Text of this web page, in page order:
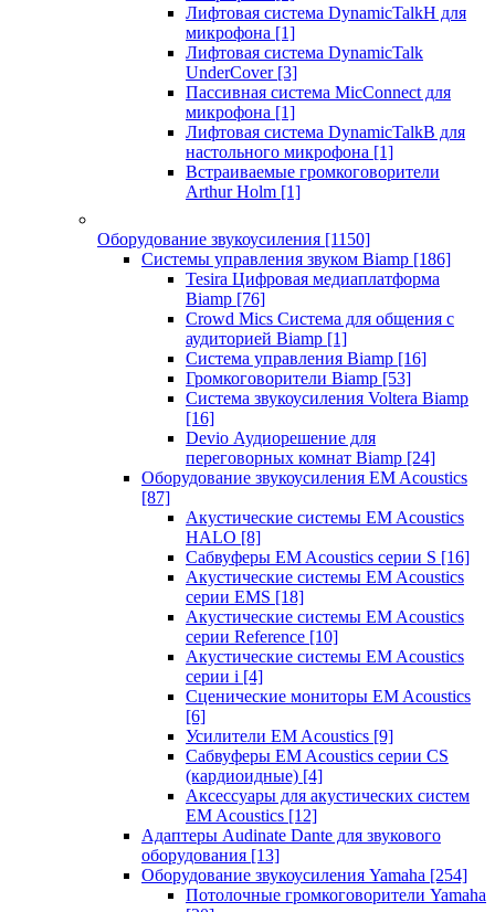
Лифтовая система DynamicTalkH для
микрофона [1]
Лифтовая система DynamicTalk
UnderCover [3]
Пассивная система MicConnect для
микрофона [1]
Лифтовая система DynamicTalkB для
настольного микрофона [1]
Встраиваемые громкоговорители
Arthur Holm [1]
Оборудование звукоусиления [1150]
Системы управления звуком Biamp [186]
Tesira Цифровая медиаплатформа
Biamp [76]
Crowd Mics Система для общения с
аудиторией Biamp [1]
Система управления Biamp [16]
Громкоговорители Biamp [53]
Система звукоусиления Voltera Biamp
[16]
Devio Аудиорешение для
переговорных комнат Biamp [24]
Оборудование звукоусиления EM Acoustics
[87]
Акустические системы EM Acoustics
HALO [8]
Сабвуферы EM Acoustics серии S [16]
Акустические системы EM Acoustics
серии EMS [18]
Акустические системы EM Acoustics
серии Reference [10]
Акустические системы EM Acoustics
серии i [4]
Сценические мониторы EM Acoustics
[6]
Усилители EM Acoustics [9]
Сабвуферы EM Acoustics серии CS
(кардиоидные) [4]
Аксессуары для акустических систем
EM Acoustics [12]
Адаптеры Audinate Dante для звукового
оборудования [13]
Оборудование звукоусиления Yamaha [254]
Потолочные громкоговорители Yamaha